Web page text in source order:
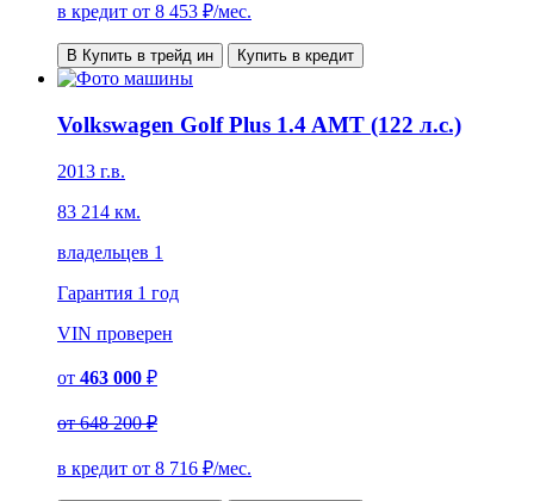
в кредит от 8 453 ₽/мес.
В Купить в трейд ин Купить в кредит
Volkswagen Golf Plus 1.4 AMT (122 л.с.)
2013 г.в.
83 214 км.
владельцев 1
Гарантия 1 год
VIN проверен
от 463 000 ₽
от648 200 ₽
в кредит от 8 716 ₽/мес.